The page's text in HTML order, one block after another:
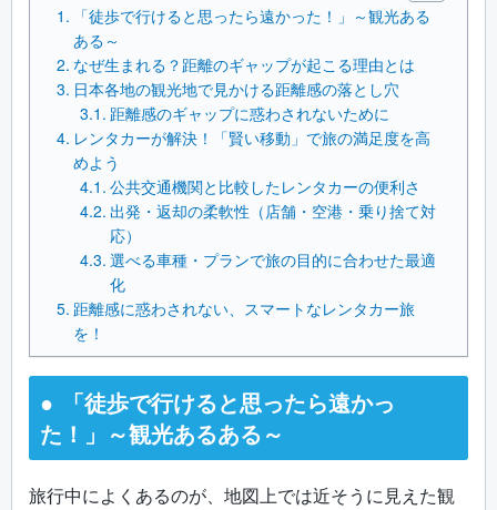
「徒歩で行けると思ったら遠かった！」～観光ある
ある～
なぜ生まれる？距離のギャップが起こる理由とは
日本各地の観光地で見かける距離感の落とし穴
距離感のギャップに惑わされないために
レンタカーが解決！「賢い移動」で旅の満足度を高
めよう
公共交通機関と比較したレンタカーの便利さ
出発・返却の柔軟性（店舗・空港・乗り捨て対
応）
選べる車種・プランで旅の目的に合わせた最適
化
距離感に惑わされない、スマートなレンタカー旅
を！
「徒歩で行けると思ったら遠かっ
た！」～観光あるある～
旅行中によくあるのが、地図上では近そうに見えた観